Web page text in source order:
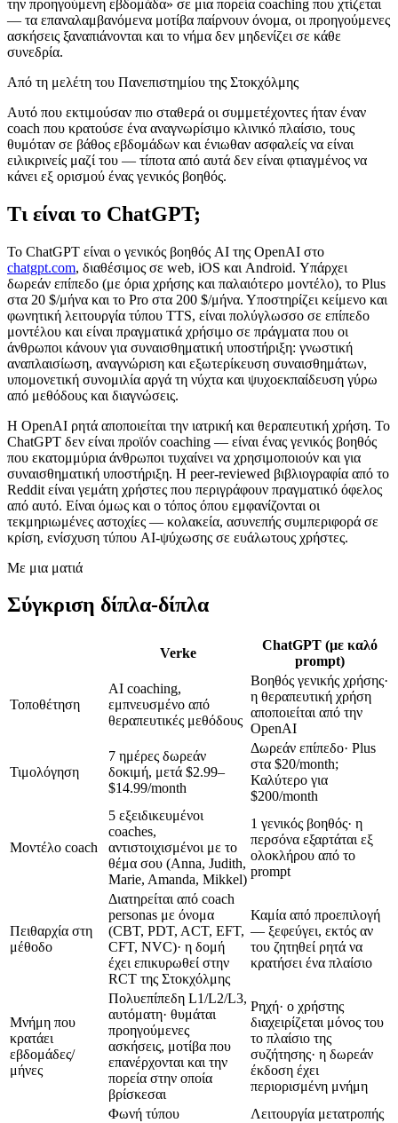
την προηγούμενη εβδομάδα» σε μια πορεία coaching που χτίζεται
— τα επαναλαμβανόμενα μοτίβα παίρνουν όνομα, οι προηγούμενες
ασκήσεις ξαναπιάνονται και το νήμα δεν μηδενίζει σε κάθε
συνεδρία.
Από τη μελέτη του Πανεπιστημίου της Στοκχόλμης
Αυτό που εκτιμούσαν πιο σταθερά οι συμμετέχοντες ήταν έναν
coach που κρατούσε ένα αναγνωρίσιμο κλινικό πλαίσιο, τους
θυμόταν σε βάθος εβδομάδων και ένιωθαν ασφαλείς να είναι
ειλικρινείς μαζί του — τίποτα από αυτά δεν είναι φτιαγμένος να
κάνει εξ ορισμού ένας γενικός βοηθός.
Τι είναι το ChatGPT;
Το ChatGPT είναι ο γενικός βοηθός AI της OpenAI στο
chatgpt.com, διαθέσιμος σε web, iOS και Android. Υπάρχει
δωρεάν επίπεδο (με όρια χρήσης και παλαιότερο μοντέλο), το Plus
στα 20 $/μήνα και το Pro στα 200 $/μήνα. Υποστηρίζει κείμενο και
φωνητική λειτουργία τύπου TTS, είναι πολύγλωσσο σε επίπεδο
μοντέλου και είναι πραγματικά χρήσιμο σε πράγματα που οι
άνθρωποι κάνουν για συναισθηματική υποστήριξη: γνωστική
αναπλαισίωση, αναγνώριση και εξωτερίκευση συναισθημάτων,
υπομονετική συνομιλία αργά τη νύχτα και ψυχοεκπαίδευση γύρω
από μεθόδους και διαγνώσεις.
Η OpenAI ρητά αποποιείται την ιατρική και θεραπευτική χρήση. Το
ChatGPT δεν είναι προϊόν coaching — είναι ένας γενικός βοηθός
που εκατομμύρια άνθρωποι τυχαίνει να χρησιμοποιούν και για
συναισθηματική υποστήριξη. Η peer-reviewed βιβλιογραφία από το
Reddit είναι γεμάτη χρήστες που περιγράφουν πραγματικό όφελος
από αυτό. Είναι όμως και ο τόπος όπου εμφανίζονται οι
τεκμηριωμένες αστοχίες — κολακεία, ασυνεπής συμπεριφορά σε
κρίση, ενίσχυση τύπου AI-ψύχωσης σε ευάλωτους χρήστες.
Με μια ματιά
Σύγκριση δίπλα-δίπλα
Verke
ChatGPT (με καλό
prompt)
Τοποθέτηση
AI coaching,
εμπνευσμένο από
θεραπευτικές μεθόδους
Βοηθός γενικής χρήσης·
η θεραπευτική χρήση
αποποιείται από την
OpenAI
Τιμολόγηση
7 ημέρες δωρεάν
δοκιμή, μετά $2.99–
$14.99/month
Δωρεάν επίπεδο· Plus
στα $20/month;
Καλύτερο για
$200/month
Μοντέλο coach
5 εξειδικευμένοι
coaches,
αντιστοιχισμένοι με το
θέμα σου (Anna, Judith,
Marie, Amanda, Mikkel)
1 γενικός βοηθός· η
περσόνα εξαρτάται εξ
ολοκλήρου από το
prompt
Πειθαρχία στη
μέθοδο
Διατηρείται από coach
personas με όνομα
(CBT, PDT, ACT, EFT,
CFT, NVC)· η δομή
έχει επικυρωθεί στην
RCT της Στοκχόλμης
Καμία από προεπιλογή
— ξεφεύγει, εκτός αν
του ζητηθεί ρητά να
κρατήσει ένα πλαίσιο
Μνήμη που
κρατάει
εβδομάδες/
μήνες
Πολυεπίπεδη L1/L2/L3,
αυτόματη· θυμάται
προηγούμενες
ασκήσεις, μοτίβα που
επανέρχονται και την
πορεία στην οποία
βρίσκεσαι
Ρηχή· ο χρήστης
διαχειρίζεται μόνος του
το πλαίσιο της
συζήτησης· η δωρεάν
έκδοση έχει
περιορισμένη μνήμη
Φωνή τύπου
Λειτουργία μετατροπής